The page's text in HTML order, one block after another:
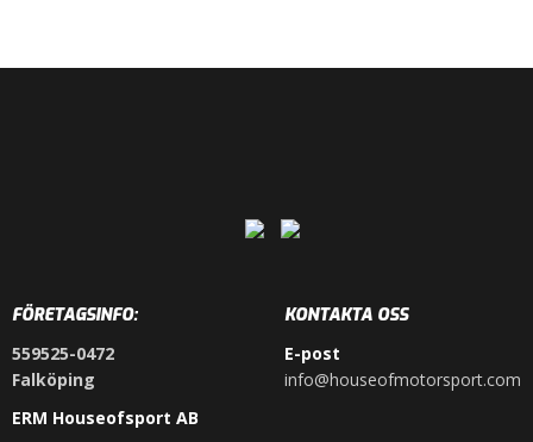
FÖRETAGSINFO:
559525-0472
Falköping
ERM Houseofsport AB
KONTAKTA OSS
E-post
info@houseofmotorsport.com